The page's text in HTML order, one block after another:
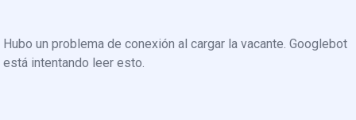
Hubo un problema de conexión al cargar la vacante. Googlebot
está intentando leer esto.